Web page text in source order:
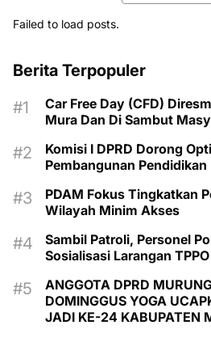
Failed to load posts.
Berita Terpopuler
Car Free Day (CFD)
Mura Dan Di Sambut
Komisi I DPRD Dorong
Pembangunan Pendidikan
PDAM Fokus Tingkatkan
Wilayah Minim Akses
Sambil Patroli, Personel
Sosialisasi Larangan TPPO
ANGGOTA DPRD
DOMINGGUS YOGA
JADI KE-24 KABUPATEN